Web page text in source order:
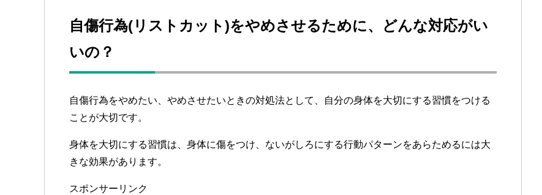
自傷行為(リストカット)をやめさせるために、どんな対応がい
いの？
自傷行為をやめたい、やめさせたいときの対処法として、自分の身体を大切にする習慣をつける
ことが大切です。
身体を大切にする習慣は、身体に傷をつけ、ないがしろにする行動パターンをあらためるには大
きな効果があります。
スポンサーリンク